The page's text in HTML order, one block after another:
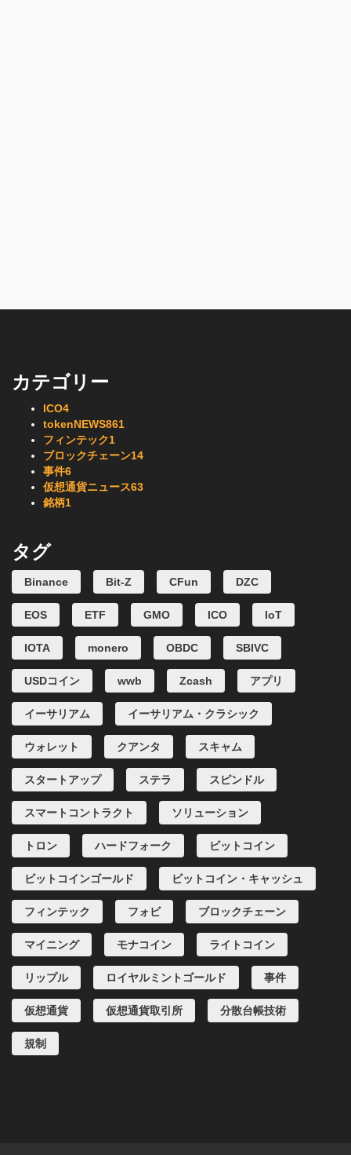
カテゴリー
ICO4
tokenNEWS861
フィンテック1
ブロックチェーン14
事件6
仮想通貨ニュース63
銘柄1
タグ
Binance Bit-Z CFun DZC
EOS ETF GMO ICO IoT
IOTA monero OBDC SBIVC
USDコイン wwb Zcash アプリ
イーサリアム イーサリアム・クラシック
ウォレット クアンタ スキャム
スタートアップ ステラ スピンドル
スマートコントラクト ソリューション
トロン ハードフォーク ビットコイン
ビットコインゴールド ビットコイン・キャッシュ
フィンテック フォビ ブロックチェーン
マイニング モナコイン ライトコイン
リップル ロイヤルミントゴールド 事件
仮想通貨 仮想通貨取引所 分散台帳技術
規制